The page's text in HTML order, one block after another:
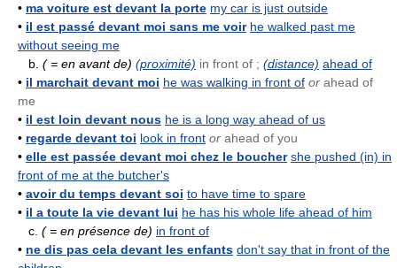
• ma voiture est devant la porte my car is just outside
• il est passé devant moi sans me voir he walked past me
without seeing me
b. ( = en avant de) (proximité) in front of ; (distance) ahead of
• il marchait devant moi he was walking in front of or ahead of
me
• il est loin devant nous he is a long way ahead of us
• regarde devant toi look in front or ahead of you
• elle est passée devant moi chez le boucher she pushed (in) in
front of me at the butcher's
• avoir du temps devant soi to have time to spare
• il a toute la vie devant lui he has his whole life ahead of him
c. ( = en présence de) in front of
• ne dis pas cela devant les enfants don't say that in front of the